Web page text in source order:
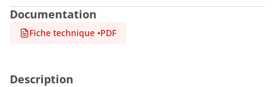
Documentation
Fiche technique •PDF
Description